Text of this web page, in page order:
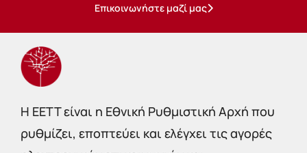
Επικοινωνήστε μαζί μας
Η EETT είναι η Εθνική Ρυθμιστική Αρχή που
ρυθμίζει, εποπτεύει και ελέγχει τις αγορές